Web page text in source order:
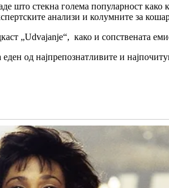
што стекна голема популарност
анализи и колумните за
„Udvajanje“, како и сопствената
од најпрепознатливите и